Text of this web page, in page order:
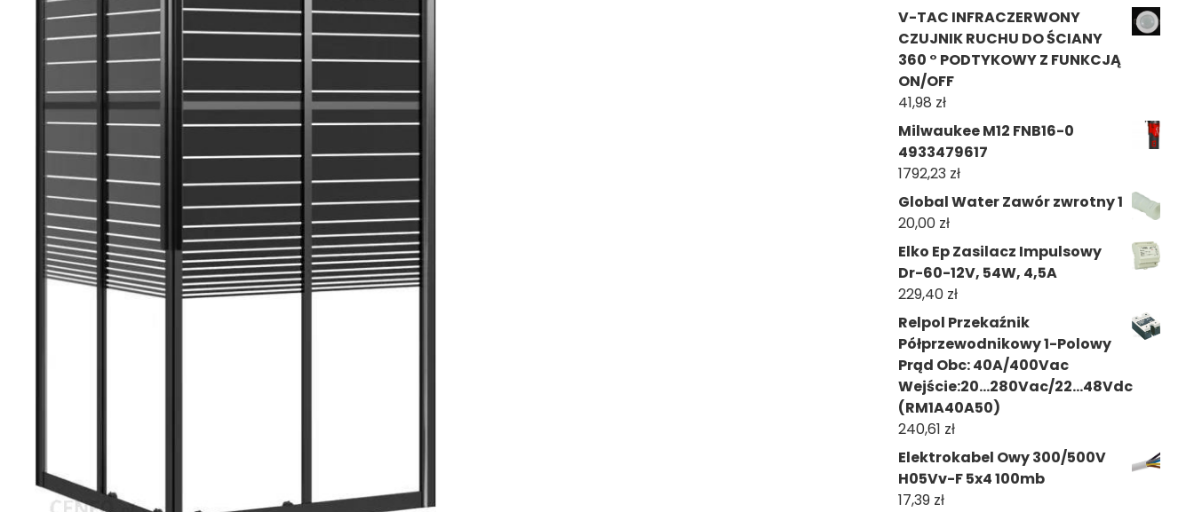
V-TAC INFRACZERWONY
CZUJNIK RUCHU DO ŚCIANY
360 ° PODTYKOWY Z FUNKCJĄ
ON/OFF
41,98 zł
Milwaukee M12 FNB16-0
4933479617
1792,23 zł
Global Water Zawór zwrotny 1
20,00 zł
Elko Ep Zasilacz Impulsowy
Dr-60-12V, 54W, 4,5A
229,40 zł
Relpol Przekaźnik
Półprzewodnikowy 1-Polowy
Prąd Obc: 40A/400Vac
Wejście:20...280Vac/22...48Vdc
(RM1A40A50)
240,61 zł
Elektrokabel Owy 300/500V
H05Vv-F 5x4 100mb
17,39 zł